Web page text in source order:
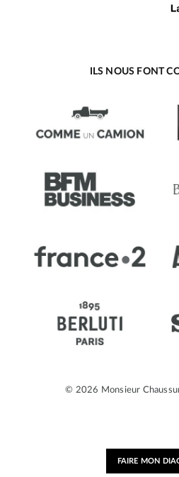
ILS NOUS FONT
© 2026 Monsieur
FAIRE MON